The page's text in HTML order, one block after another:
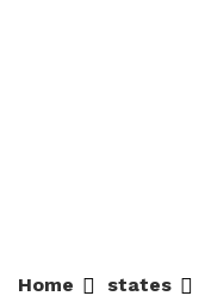
Home states